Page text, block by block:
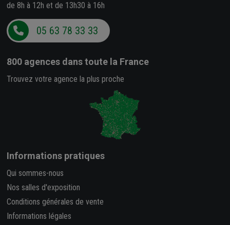
de 8h à 12h et de 13h30 à 16h
05 63 78 33 33
800 agences dans toute la France
Trouvez votre agence la plus proche
Informations pratiques
Qui sommes-nous
Nos salles d'exposition
Conditions générales de vente
Informations légales